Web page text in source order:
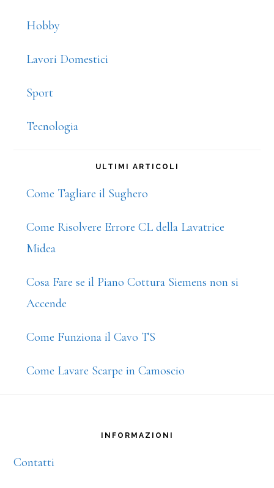
Hobby
Lavori Domestici
Sport
Tecnologia
ULTIMI ARTICOLI
Come Tagliare il Sughero
Come Risolvere Errore CL della Lavatrice
Midea
Cosa Fare se il Piano Cottura Siemens non si
Accende
Come Funziona il Cavo TS
Come Lavare Scarpe in Camoscio
INFORMAZIONI
Contatti